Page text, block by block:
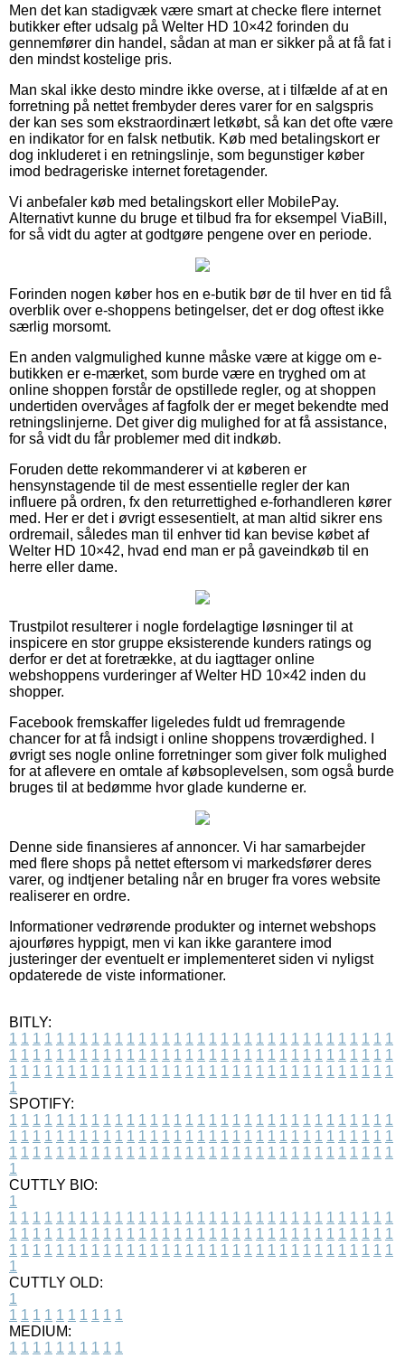
Men det kan stadigvæk være smart at checke flere internet
butikker efter udsalg på Welter HD 10×42 forinden du
gennemfører din handel, sådan at man er sikker på at få fat i
den mindst kostelige pris.
Man skal ikke desto mindre ikke overse, at i tilfælde af at en
forretning på nettet frembyder deres varer for en salgspris
der kan ses som ekstraordinært letkøbt, så kan det ofte være
en indikator for en falsk netbutik. Køb med betalingskort er
dog inkluderet i en retningslinje, som begunstiger køber
imod bedrageriske internet foretagender.
Vi anbefaler køb med betalingskort eller MobilePay.
Alternativt kunne du bruge et tilbud fra for eksempel ViaBill,
for så vidt du agter at godtgøre pengene over en periode.
Forinden nogen køber hos en e-butik bør de til hver en tid få
overblik over e-shoppens betingelser, det er dog oftest ikke
særlig morsomt.
En anden valgmulighed kunne måske være at kigge om e-
butikken er e-mærket, som burde være en tryghed om at
online shoppen forstår de opstillede regler, og at shoppen
undertiden overvåges af fagfolk der er meget bekendte med
retningslinjerne. Det giver dig mulighed for at få assistance,
for så vidt du får problemer med dit indkøb.
Foruden dette rekommanderer vi at køberen er
hensynstagende til de mest essentielle regler der kan
influere på ordren, fx den returrettighed e-forhandleren kører
med. Her er det i øvrigt essesentielt, at man altid sikrer ens
ordremail, således man til enhver tid kan bevise købet af
Welter HD 10×42, hvad end man er på gaveindkøb til en
herre eller dame.
Trustpilot resulterer i nogle fordelagtige løsninger til at
inspicere en stor gruppe eksisterende kunders ratings og
derfor er det at foretrække, at du iagttager online
webshoppens vurderinger af Welter HD 10×42 inden du
shopper.
Facebook fremskaffer ligeledes fuldt ud fremragende
chancer for at få indsigt i online shoppens troværdighed. I
øvrigt ses nogle online forretninger som giver folk mulighed
for at aflevere en omtale af købsoplevelsen, som også burde
bruges til at bedømme hvor glade kunderne er.
Denne side finansieres af annoncer. Vi har samarbejder
med flere shops på nettet eftersom vi markedsfører deres
varer, og indtjener betaling når en bruger fra vores website
realiserer en ordre.
Informationer vedrørende produkter og internet webshops
ajourføres hyppigt, men vi kan ikke garantere imod
justeringer der eventuelt er implementeret siden vi nyligst
opdaterede de viste informationer.
BITLY:
1 1 1 1 1 1 1 1 1 1 1 1 1 1 1 1 1 1 1 1 1 1 1 1 1 1 1 1 1 1 1 1 1
1 1 1 1 1 1 1 1 1 1 1 1 1 1 1 1 1 1 1 1 1 1 1 1 1 1 1 1 1 1 1 1 1
1 1 1 1 1 1 1 1 1 1 1 1 1 1 1 1 1 1 1 1 1 1 1 1 1 1 1 1 1 1 1 1 1
1
SPOTIFY:
1 1 1 1 1 1 1 1 1 1 1 1 1 1 1 1 1 1 1 1 1 1 1 1 1 1 1 1 1 1 1 1 1
1 1 1 1 1 1 1 1 1 1 1 1 1 1 1 1 1 1 1 1 1 1 1 1 1 1 1 1 1 1 1 1 1
1 1 1 1 1 1 1 1 1 1 1 1 1 1 1 1 1 1 1 1 1 1 1 1 1 1 1 1 1 1 1 1 1
1
CUTTLY BIO:
1
1 1 1 1 1 1 1 1 1 1 1 1 1 1 1 1 1 1 1 1 1 1 1 1 1 1 1 1 1 1 1 1 1
1 1 1 1 1 1 1 1 1 1 1 1 1 1 1 1 1 1 1 1 1 1 1 1 1 1 1 1 1 1 1 1 1
1 1 1 1 1 1 1 1 1 1 1 1 1 1 1 1 1 1 1 1 1 1 1 1 1 1 1 1 1 1 1 1 1
1
CUTTLY OLD:
1
1 1 1 1 1 1 1 1 1 1
MEDIUM:
1 1 1 1 1 1 1 1 1 1